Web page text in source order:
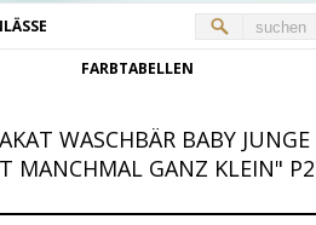
FARBTABELLEN
WASCHBÄR BABY JUNGE
MANCHMAL GANZ KLEIN" P27